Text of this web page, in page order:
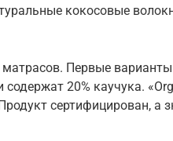
кокосовые
Первые
20% каучука.
сертифицирован, а